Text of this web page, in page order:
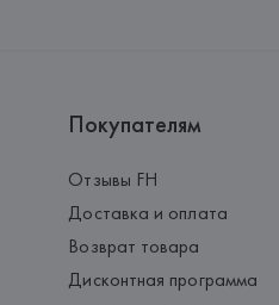
Покупателям
Отзывы FH
Доставка и оплата
Возврат товара
Дисконтная программа